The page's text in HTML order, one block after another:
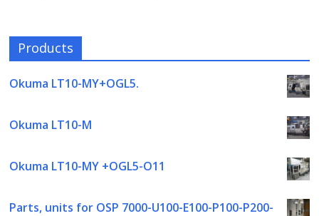
Products
Okuma LT10-MY+OGL5.
Okuma LT10-M
Okuma LT10-MY +OGL5-O11
Parts, units for OSP 7000-U100-E100-P100-P200-